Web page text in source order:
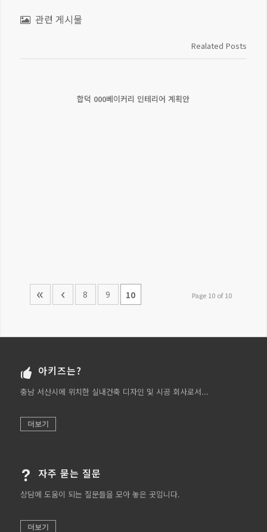
관련 게시물
Realated Posts
합덕 000베이커리 인테리어 계획안
Page 10 of 10
« ‹ 8 9 10
아키즈는?
충남 서산시에 위치한 실내건축 디자인 및 시공 회사로서...
더보기
자주 묻는 질문
상담에 도움이 되는 질문들을 모아 놓은 곳입니다.
더보기